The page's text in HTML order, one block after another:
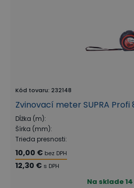
Kód tovaru: 232148
Zvinovací meter SUPRA Profi
Dĺžka (m):
Šírka (mm):
Trieda presnosti:
10,00 € bez DPH
12,30 € s DPH
Na sklade